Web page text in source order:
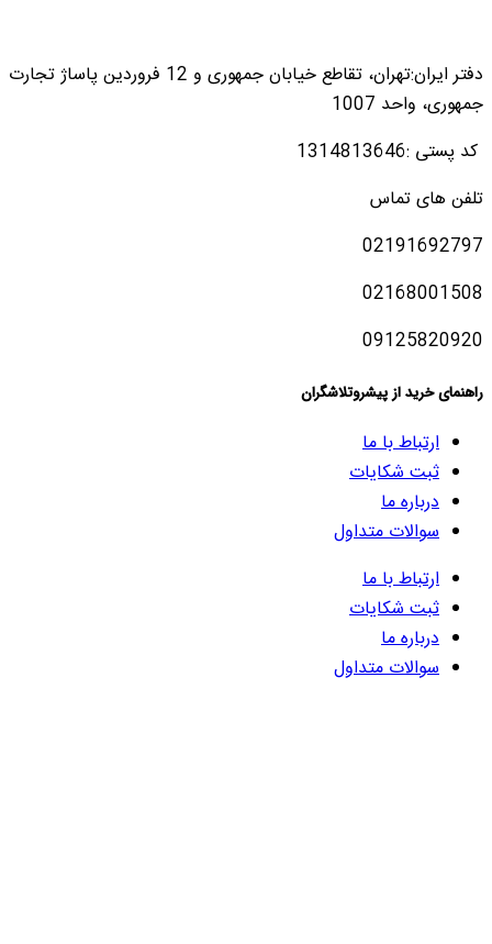
دفتر ایران:تهران، تقاطع خیابان جمهوری و 12 فروردین پاساژ تجارت
جمهوری، واحد 1007
کد پستی :1314813646
تلفن های تماس
02191692797
02168001508
09125820920
راهنمای خرید از پیشروتلاشگران
ارتباط با ما
ثبت شکایات
درباره ما
سوالات متداول
ارتباط با ما
ثبت شکایات
درباره ما
سوالات متداول